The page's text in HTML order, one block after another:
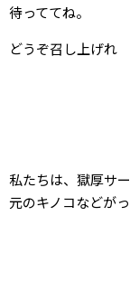
待ってて
どうぞ召し上げれ
私たちは、獄厚サ
元のキノコなどが